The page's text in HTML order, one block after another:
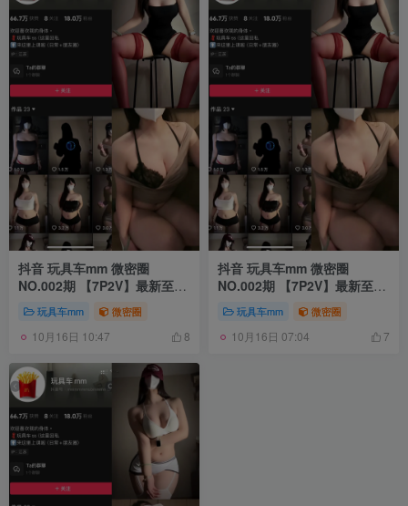
抖音 玩具车mm 微密圈
NO.002期 【7P2V】最新至：
2024.9.30
玩具车mm 微密圈
10月16日 10:47 8
抖音 玩具车mm 微密圈
NO.002期 【7P2V】最新至：
2024.9.30
玩具车mm 微密圈
10月16日 07:04 7